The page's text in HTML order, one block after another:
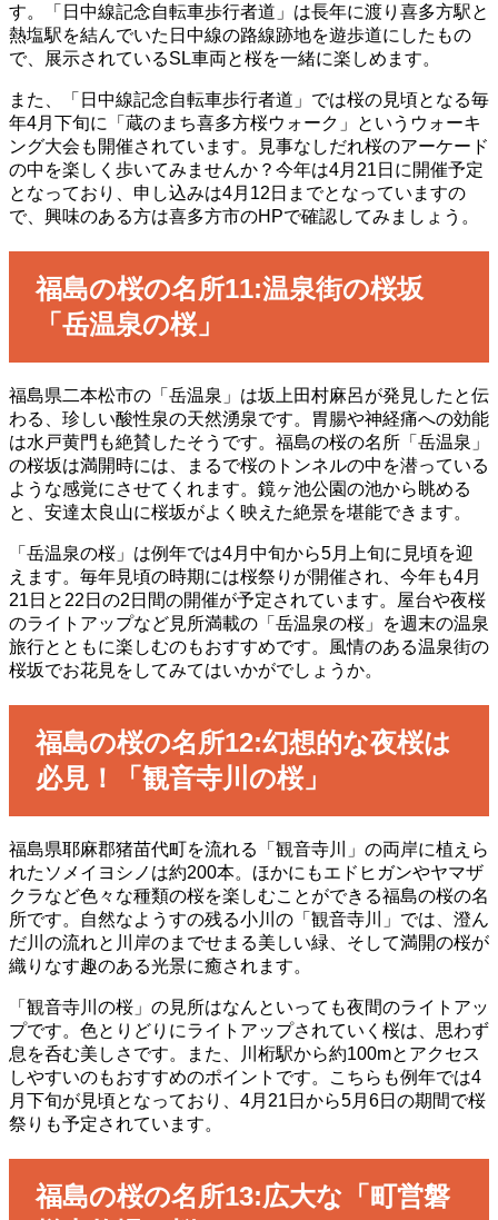
す。「日中線記念自転車歩行者道」は長年に渡り喜多方駅と
熱塩駅を結んでいた日中線の路線跡地を遊歩道にしたもの
で、展示されているSL車両と桜を一緒に楽しめます。
また、「日中線記念自転車歩行者道」では桜の見頃となる毎
年4月下旬に「蔵のまち喜多方桜ウォーク」というウォーキ
ング大会も開催されています。見事なしだれ桜のアーケード
の中を楽しく歩いてみませんか？今年は4月21日に開催予定
となっており、申し込みは4月12日までとなっていますの
で、興味のある方は喜多方市のHPで確認してみましょう。
福島の桜の名所11:温泉街の桜坂
「岳温泉の桜」
福島県二本松市の「岳温泉」は坂上田村麻呂が発見したと伝
わる、珍しい酸性泉の天然湧泉です。胃腸や神経痛への効能
は水戸黄門も絶賛したそうです。福島の桜の名所「岳温泉」
の桜坂は満開時には、まるで桜のトンネルの中を潜っている
ような感覚にさせてくれます。鏡ヶ池公園の池から眺める
と、安達太良山に桜坂がよく映えた絶景を堪能できます。
「岳温泉の桜」は例年では4月中旬から5月上旬に見頃を迎
えます。毎年見頃の時期には桜祭りが開催され、今年も4月
21日と22日の2日間の開催が予定されています。屋台や夜桜
のライトアップなど見所満載の「岳温泉の桜」を週末の温泉
旅行とともに楽しむのもおすすめです。風情のある温泉街の
桜坂でお花見をしてみてはいかがでしょうか。
福島の桜の名所12:幻想的な夜桜は
必見！「観音寺川の桜」
福島県耶麻郡猪苗代町を流れる「観音寺川」の両岸に植えら
れたソメイヨシノは約200本。ほかにもエドヒガンやヤマザ
クラなど色々な種類の桜を楽しむことができる福島の桜の名
所です。自然なようすの残る小川の「観音寺川」では、澄ん
だ川の流れと川岸のまでせまる美しい緑、そして満開の桜が
織りなす趣のある光景に癒されます。
「観音寺川の桜」の見所はなんといっても夜間のライトアッ
プです。色とりどりにライトアップされていく桜は、思わず
息を呑む美しさです。また、川桁駅から約100mとアクセス
しやすいのもおすすめのポイントです。こちらも例年では4
月下旬が見頃となっており、4月21日から5月6日の期間で桜
祭りも予定されています。
福島の桜の名所13:広大な「町営磐